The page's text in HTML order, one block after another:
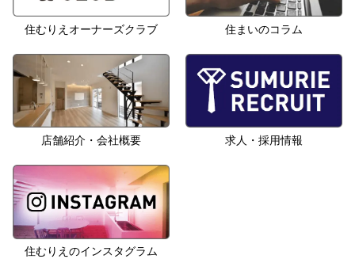
住むりえオーナーズクラブ 住まいのコラム
店舗紹介・会社概要 求人・採用情報
住むりえのインスタグラム